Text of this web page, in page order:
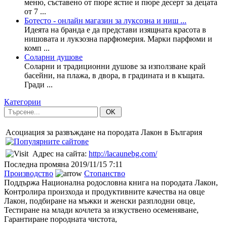
меню, съставено от пюре ястие и пюре десерт за децата
от 7 ...
Ботесто - онлайн магазин за луксозна и ниш ...
Идеята на бранда е да представи изящната красота в
нишовата и лукзозна парфюмерия. Марки парфюми и
комп ...
Соларни душове
Соларни и традиционни душове за използване край
басейни, на плажа, в двора, в градината и в къщата.
Гради ...
Категории
OK
Асоциация за развъждане на породата Лакон в България
Адрес на сайта: http://lacaunebg.com/
Последна промяна 2019/11/15 7:11
Производство
Стопанство
Поддържа Национална родословна книга на породата Лакон,
Контролира произхода и продуктивните качества на овце
Лакон, подбиране на мъжки и женски разплодни овце,
Тестиране на млади кочлета за изкуствено осеменяване,
Гарантиране породната чистота,